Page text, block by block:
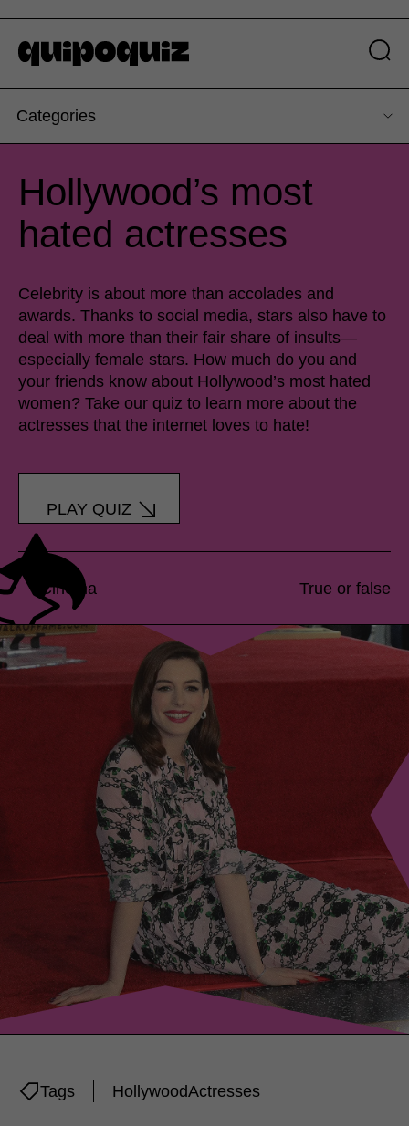
Categories
Hollywood’s most
hated actresses
Celebrity is about more than accolades and
awards. Thanks to social media, stars also have to
deal with more than their fair share of insults—
especially female stars. How much do you and
your friends know about Hollywood’s most hated
women? Take our quiz to learn more about the
actresses that the internet loves to hate!
PLAY QUIZ
Cinema True or false
Tags HollywoodActresses